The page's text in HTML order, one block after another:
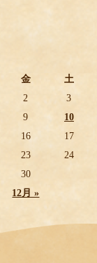
金 土
12月 »
2
3
9
10
16
17
23
24
30